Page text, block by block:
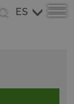
Select
your